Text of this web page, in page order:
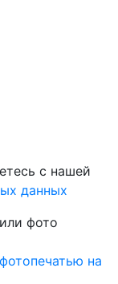
с нашей
данных
фото